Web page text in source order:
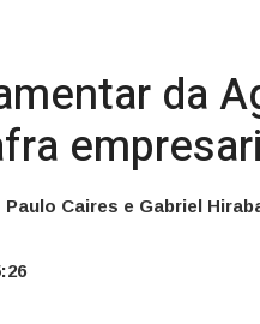
da
Caires e Gabriel